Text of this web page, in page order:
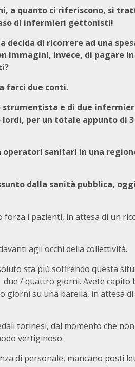
a quanto ci riferiscono, si
di infermieri gettonisti!
decida di ricorrere ad una
immagini, invece, di pagare
farci due conti.
e di due
per un totale appunto di
sanitari in una
dalla sanità pubblica,
forza i pazienti, in attesa di un
agli occhi della collettività.
sta più soffrendo questa
/ quattro giorni. Avete capito
giorni su una barella, in attesa
torinesi, dal momento che
vertiginoso.
di personale, mancano posti